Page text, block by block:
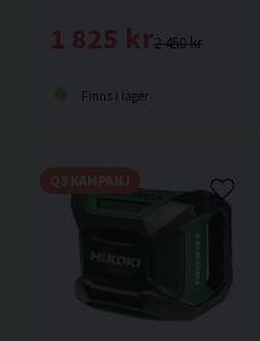
2 450 kr
1 825 kr
Finns i lager
Q3 KAMPANJ